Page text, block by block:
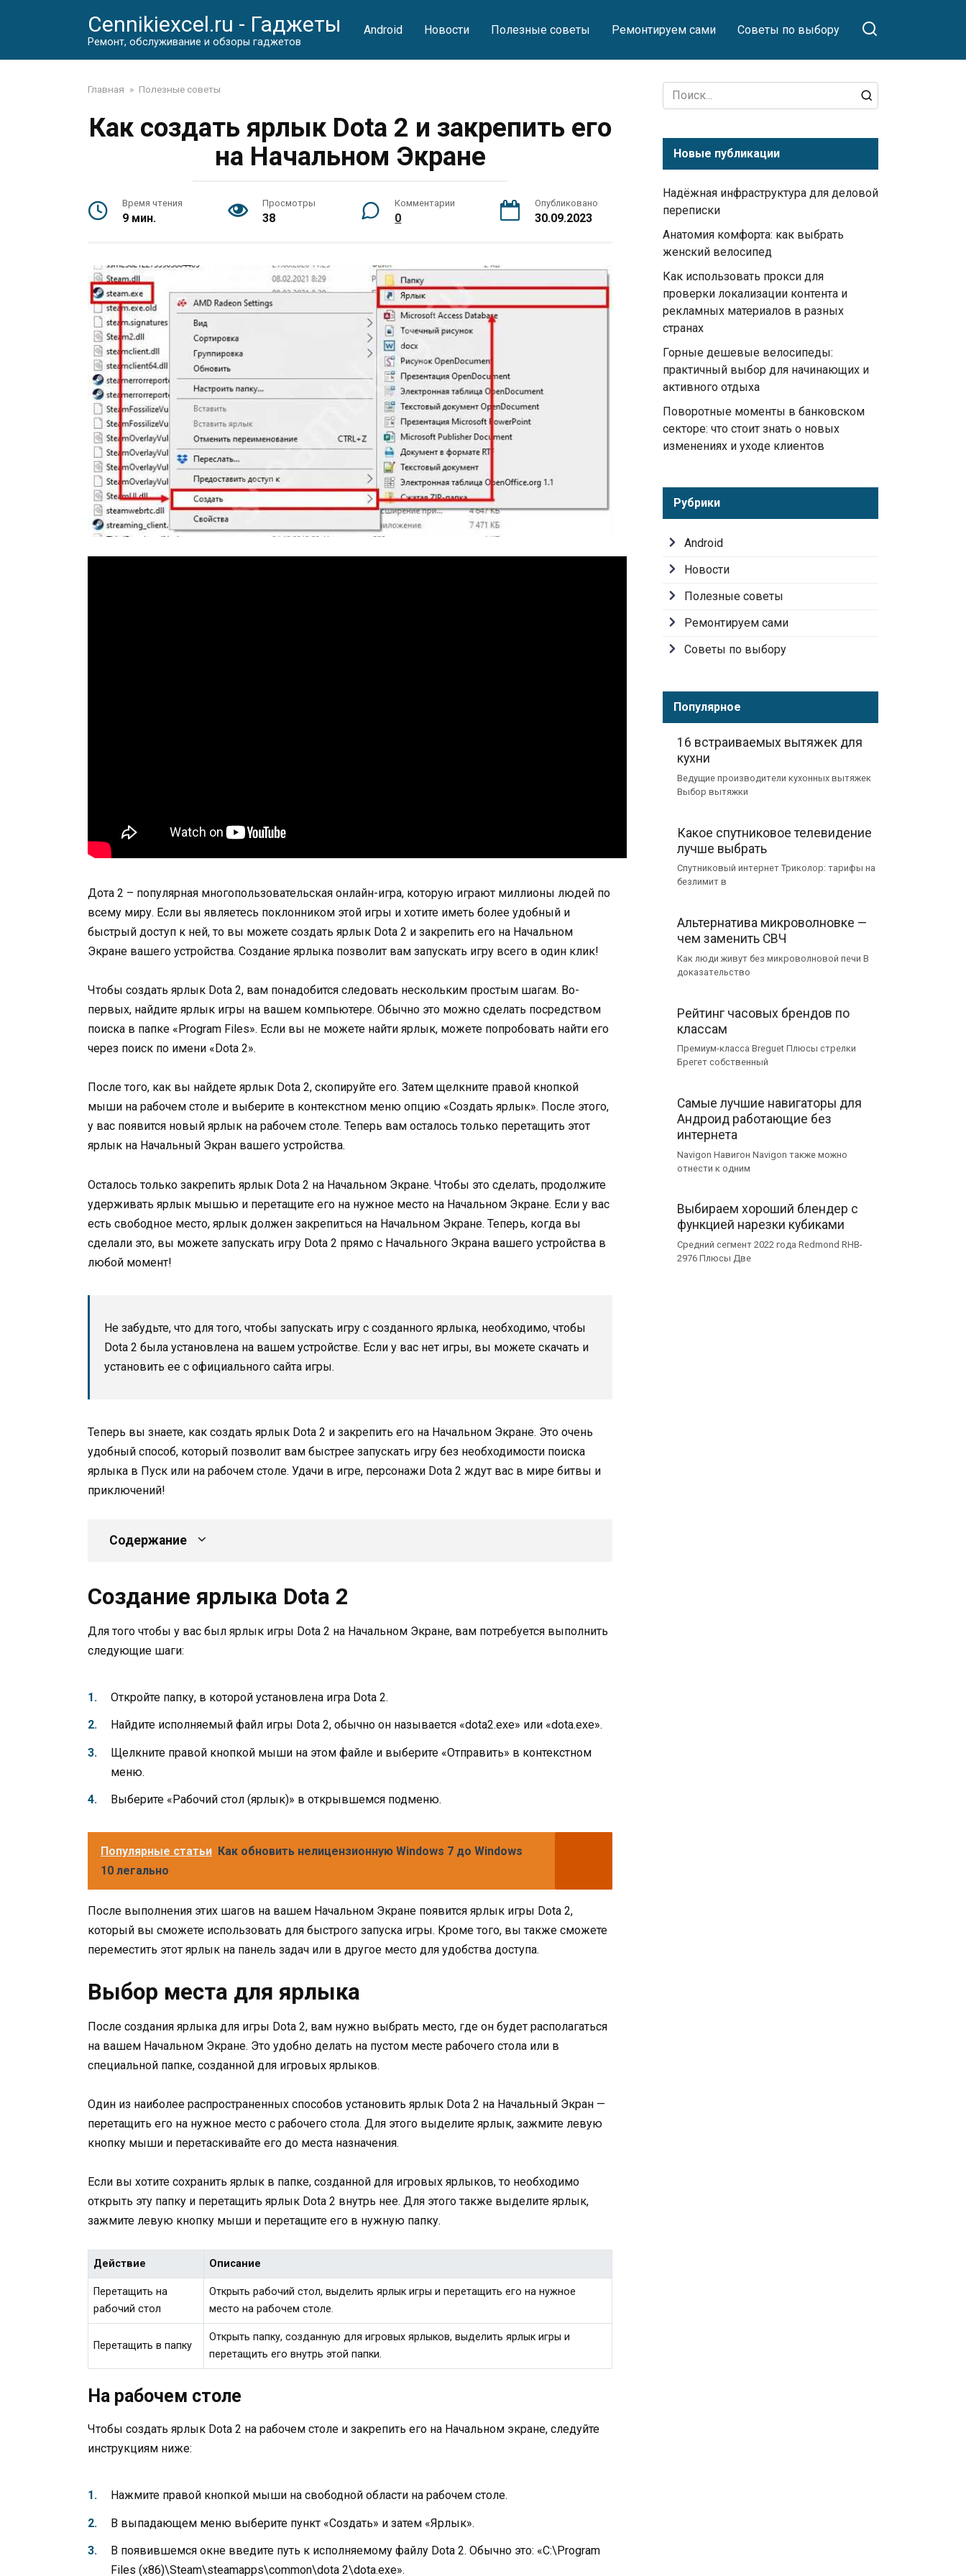
Cennikiexcel.ru - Гаджеты
Ремонт, обслуживание и обзоры гаджетов
Android Новости Полезные советы Ремонтируем сами Советы по выбору
Главная » Полезные советы
Как создать ярлык Dota 2 и закрепить его
на Начальном Экране
Время чтения
9 мин.
Просмотры
38
Комментарии
0
Опубликовано
30.09.2023
Дота 2 – популярная многопользовательская онлайн-игра, которую играют миллионы людей по
всему миру. Если вы являетесь поклонником этой игры и хотите иметь более удобный и
быстрый доступ к ней, то вы можете создать ярлык Dota 2 и закрепить его на Начальном
Экране вашего устройства. Создание ярлыка позволит вам запускать игру всего в один клик!
Чтобы создать ярлык Dota 2, вам понадобится следовать нескольким простым шагам. Во-
первых, найдите ярлык игры на вашем компьютере. Обычно это можно сделать посредством
поиска в папке «Program Files». Если вы не можете найти ярлык, можете попробовать найти его
через поиск по имени «Dota 2».
После того, как вы найдете ярлык Dota 2, скопируйте его. Затем щелкните правой кнопкой
мыши на рабочем столе и выберите в контекстном меню опцию «Создать ярлык». После этого,
у вас появится новый ярлык на рабочем столе. Теперь вам осталось только перетащить этот
ярлык на Начальный Экран вашего устройства.
Осталось только закрепить ярлык Dota 2 на Начальном Экране. Чтобы это сделать, продолжите
удерживать ярлык мышью и перетащите его на нужное место на Начальном Экране. Если у вас
есть свободное место, ярлык должен закрепиться на Начальном Экране. Теперь, когда вы
сделали это, вы можете запускать игру Dota 2 прямо с Начального Экрана вашего устройства в
любой момент!
Не забудьте, что для того, чтобы запускать игру с созданного ярлыка, необходимо, чтобы
Dota 2 была установлена на вашем устройстве. Если у вас нет игры, вы можете скачать и
установить ее с официального сайта игры.
Теперь вы знаете, как создать ярлык Dota 2 и закрепить его на Начальном Экране. Это очень
удобный способ, который позволит вам быстрее запускать игру без необходимости поиска
ярлыка в Пуск или на рабочем столе. Удачи в игре, персонажи Dota 2 ждут вас в мире битвы и
приключений!
Содержание
Создание ярлыка Dota 2
Для того чтобы у вас был ярлык игры Dota 2 на Начальном Экране, вам потребуется выполнить
следующие шаги:
Откройте папку, в которой установлена игра Dota 2.
Найдите исполняемый файл игры Dota 2, обычно он называется «dota2.exe» или «dota.exe».
Щелкните правой кнопкой мыши на этом файле и выберите «Отправить» в контекстном
меню.
Выберите «Рабочий стол (ярлык)» в открывшемся подменю.
Популярные статьи Как обновить нелицензионную Windows 7 до Windows
10 легально
После выполнения этих шагов на вашем Начальном Экране появится ярлык игры Dota 2,
который вы сможете использовать для быстрого запуска игры. Кроме того, вы также сможете
переместить этот ярлык на панель задач или в другое место для удобства доступа.
Выбор места для ярлыка
После создания ярлыка для игры Dota 2, вам нужно выбрать место, где он будет располагаться
на вашем Начальном Экране. Это удобно делать на пустом месте рабочего стола или в
специальной папке, созданной для игровых ярлыков.
Один из наиболее распространенных способов установить ярлык Dota 2 на Начальный Экран —
перетащить его на нужное место с рабочего стола. Для этого выделите ярлык, зажмите левую
кнопку мыши и перетаскивайте его до места назначения.
Если вы хотите сохранить ярлык в папке, созданной для игровых ярлыков, то необходимо
открыть эту папку и перетащить ярлык Dota 2 внутрь нее. Для этого также выделите ярлык,
зажмите левую кнопку мыши и перетащите его в нужную папку.
Действие Описание
Перетащить на
рабочий стол
Открыть рабочий стол, выделить ярлык игры и перетащить его на нужное
место на рабочем столе.
Перетащить в папку
Открыть папку, созданную для игровых ярлыков, выделить ярлык игры и
перетащить его внутрь этой папки.
На рабочем столе
Чтобы создать ярлык Dota 2 на рабочем столе и закрепить его на Начальном экране, следуйте
инструкциям ниже:
Нажмите правой кнопкой мыши на свободной области на рабочем столе.
В выпадающем меню выберите пункт «Создать» и затем «Ярлык».
В появившемся окне введите путь к исполняемому файлу Dota 2. Обычно это: «C:\Program
Files (x86)\Steam\steamapps\common\dota 2\dota.exe».
Search
for:
Новые публикации
Надёжная инфраструктура для деловой
переписки
Анатомия комфорта: как выбрать
женский велосипед
Как использовать прокси для
проверки локализации контента и
рекламных материалов в разных
странах
Горные дешевые велосипеды:
практичный выбор для начинающих и
активного отдыха
Поворотные моменты в банковском
секторе: что стоит знать о новых
изменениях и уходе клиентов
Рубрики
Android
Новости
Полезные советы
Ремонтируем сами
Советы по выбору
Популярное
16 встраиваемых вытяжек для
кухни
Ведущие производители кухонных вытяжек
Выбор вытяжки
Какое спутниковое телевидение
лучше выбрать
Спутниковый интернет Триколор: тарифы на
безлимит в
Альтернатива микроволновке —
чем заменить СВЧ
Как люди живут без микроволновой печи В
доказательство
Рейтинг часовых брендов по
классам
Премиум-класса Breguet Плюсы стрелки
Брегет собственный
Самые лучшие навигаторы для
Андроид работающие без
интернета
Navigon Навигон Navigon также можно
отнести к одним
Выбираем хороший блендер с
функцией нарезки кубиками
Средний сегмент 2022 года Redmond RHB-
2976 Плюсы Две